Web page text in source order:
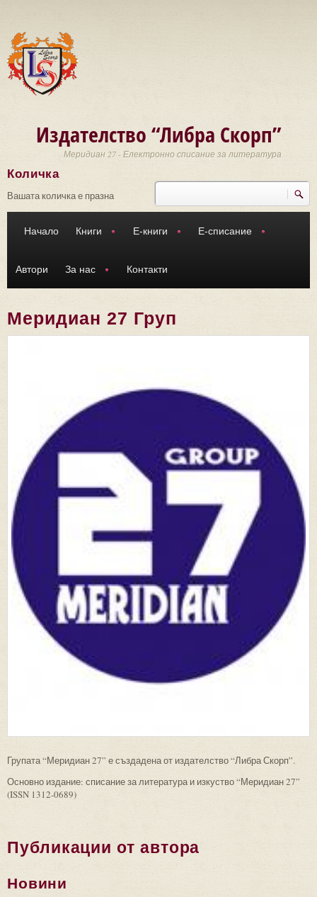
Издателство “Либра Скорп”
Меридиан 27 - Електронно списание за литература
Търси
Количка
Вашата количка е празна
Начало Книги Е-книги Е-списание
Автори За нас Контакти
Меридиан 27 Груп
Групата “Меридиан 27” е създадена от издателство “Либра Скорп”.
Основно издание: списание за литература и изкуство “Меридиан 27”
(ISSN 1312-0689)
Публикации от автора
Новини